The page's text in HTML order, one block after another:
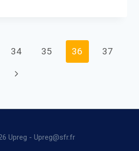
34 35 36
37
Next
Upreg - Upreg@sfr.fr